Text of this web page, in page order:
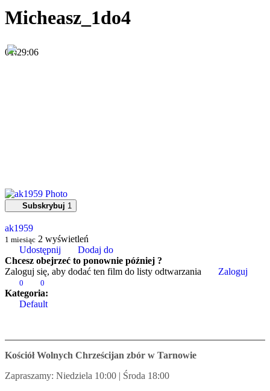
Micheasz_1do4
01:29:06
Subskrybuj 1
ak1959
1 miesiąc 2 wyświetleń
Udostępnij
Dodaj do
Chcesz obejrzeć to ponownie później ?
Zaloguj się, aby dodać ten film do listy odtwarzania
Zaloguj
0 0
Kategoria:
Default
Kościół Wolnych Chrześcijan zbór w Tarnowie
Zapraszamy: Niedziela 10:00 | Środa 18:00